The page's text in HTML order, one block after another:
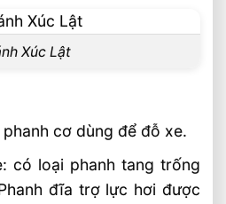
Reach Truck 1.8 Tấn Lựa
Logistics
3.5 Tấn Động Cơ Isuzu Có
Stacker Đứng Lái 1.5 Tấn
Có Đáng Đầu Tư?
Xúc Lật
cơ dùng để đỗ xe.
có loại phanh tang trống
đĩa trợ lực hơi được